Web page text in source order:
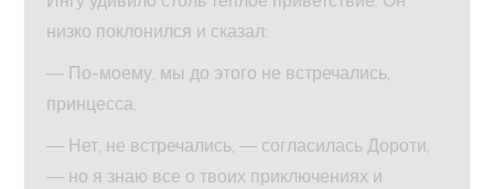
низко поклонился и сказал:
— По-моему, мы до этого не встречались,
принцесса.
— Нет, не встречались, — согласилась Дороти,
— но я знаю все о твоих приключениях и